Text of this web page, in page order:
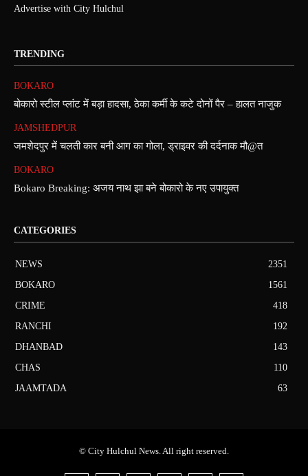
Advertise with City Hulchul
TRENDING
BOKARO
बोकारो स्टील प्लांट में बड़ा हादसा, ठेका कर्मी के कटे दोनों पैर – हालत नाजुक
JAMSHEDPUR
जमशेदपुर में चलती कार बनी आग का गोला, ड्राइवर की दर्दनाक मौ@त
BOKARO
Bokaro Breaking: अजय नाथ झा बने बोकारो के नए उपायुक्त
CATEGORIES
NEWS
2351
BOKARO
1561
CRIME
418
RANCHI
192
DHANBAD
143
CHAS
110
JAAMTADA
63
© City Hulchul News. All right reserved.